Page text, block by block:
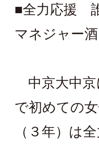
■全力応援
マネジャー
中京大中京
で初めての
（３年）は